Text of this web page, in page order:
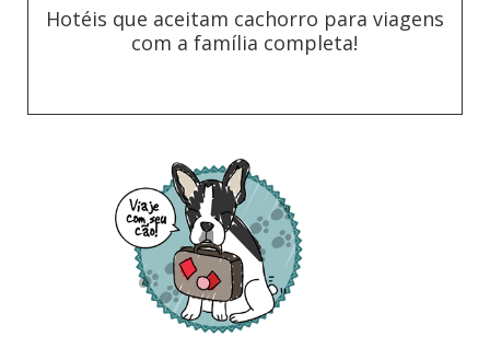
Hotéis que aceitam cachorro para viagens
com a família completa!